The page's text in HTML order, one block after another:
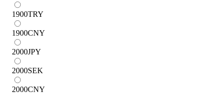
1900TRY
1900CNY
2000JPY
2000SEK
2000CNY